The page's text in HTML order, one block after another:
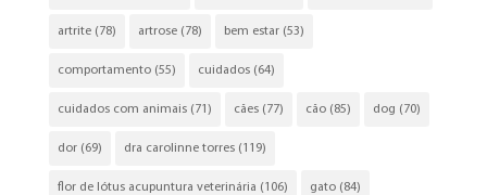
artrite(78) artrose(78) bem estar(53)
comportamento(55) cuidados(64)
cuidados com animais(71) cães(77) cão(85) dog (70)
dor(69) dra carolinne torres(119)
flor de lótus acupuntura veterinária (106) gato(84)